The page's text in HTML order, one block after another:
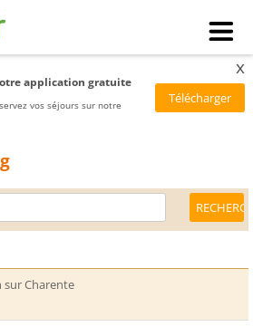
application gratuite
vos séjours sur notre
x
sur Charente